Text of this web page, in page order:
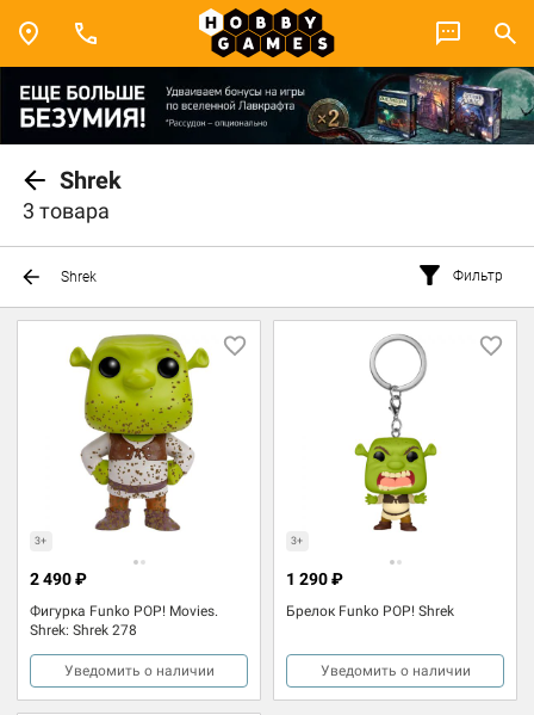
Shrek
3 товара
Shrek Фильтр
3+
Фигурка Funko POP! Movies.
Shrek: Shrek 278
2 490 ₽
Уведомить о наличии
3+
Брелок Funko POP! Shrek
1 290 ₽
Уведомить о наличии